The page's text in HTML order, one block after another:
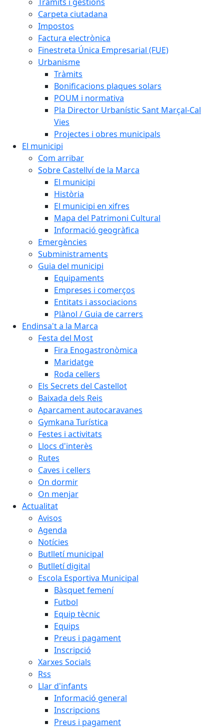
Carpeta ciutadana
Impostos
Factura electrònica
Finestreta Única Empresarial (FUE)
Urbanisme
Tràmits
Bonificacions plaques solars
POUM i normativa
Pla Director Urbanístic Sant Marçal-Cal
Vies
Projectes i obres municipals
El municipi
Com arribar
Sobre Castellví de la Marca
El municipi
Història
El municipi en xifres
Mapa del Patrimoni Cultural
Informació geogràfica
Emergències
Subministraments
Guia del municipi
Equipaments
Empreses i comerços
Entitats i associacions
Plànol / Guia de carrers
Endinsa't a la Marca
Festa del Most
Fira Enogastronòmica
Maridatge
Roda cellers
Els Secrets del Castellot
Baixada dels Reis
Aparcament autocaravanes
Gymkana Turística
Festes i activitats
Llocs d'interès
Rutes
Caves i cellers
On dormir
On menjar
Actualitat
Avisos
Agenda
Notícies
Butlletí municipal
Butlletí digital
Escola Esportiva Municipal
Bàsquet femení
Futbol
Equip tècnic
Equips
Preus i pagament
Inscripció
Xarxes Socials
Rss
Llar d'infants
Informació general
Inscripcions
Preus i pagament